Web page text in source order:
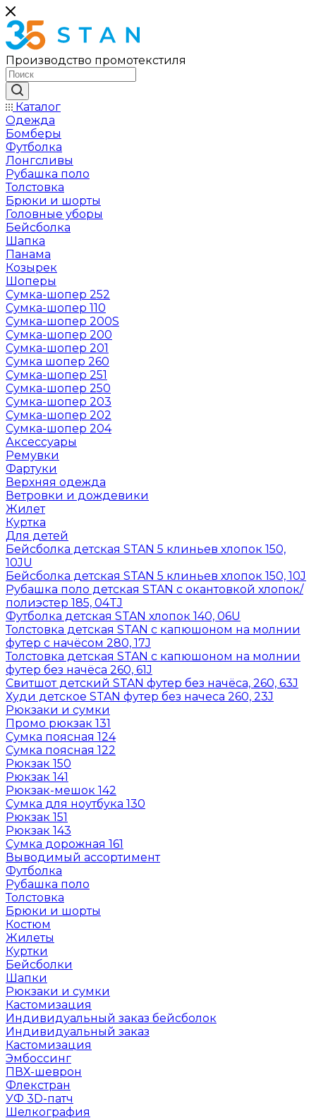
Производство промотекстиля
Каталог
Одежда
Бомберы
Футболка
Лонгсливы
Рубашка поло
Толстовка
Брюки и шорты
Головные уборы
Бейсболка
Шапка
Панама
Козырек
Шоперы
Сумка-шопер 252
Сумка-шопер 110
Сумка-шопер 200S
Сумка-шопер 200
Сумка-шопер 201
Сумка шопер 260
Сумка-шопер 251
Сумка-шопер 250
Сумка-шопер 203
Сумка-шопер 202
Сумка-шопер 204
Аксессуары
Ремувки
Фартуки
Верхняя одежда
Ветровки и дождевики
Жилет
Куртка
Для детей
Бейсболка детская STAN 5 клиньев хлопок 150,
10JU
Бейсболка детская STAN 5 клиньев хлопок 150, 10J
Рубашка поло детская STAN с окантовкой хлопок/
полиэстер 185, 04TJ
Футболка детская STAN хлопок 140, 06U
Толстовка детская STAN с капюшоном на молнии
футер с начёсом 280, 17J
Толстовка детская STAN с капюшоном на молнии
футер без начёса 260, 61J
Свитшот детский STAN футер без начёса, 260, 63J
Худи детское STAN футер без начеса 260, 23J
Рюкзаки и сумки
Промо рюкзак 131
Сумка поясная 124
Сумка поясная 122
Рюкзак 150
Рюкзак 141
Рюкзак-мешок 142
Сумка для ноутбука 130
Рюкзак 151
Рюкзак 143
Сумка дорожная 161
Выводимый ассортимент
Футболка
Рубашка поло
Толстовка
Брюки и шорты
Костюм
Жилеты
Куртки
Бейсболки
Шапки
Рюкзаки и сумки
Кастомизация
Индивидуальный заказ бейсболок
Индивидуальный заказ
Кастомизация
Эмбоссинг
ПВХ-шеврон
Флекстран
УФ 3D-патч
Шелкография